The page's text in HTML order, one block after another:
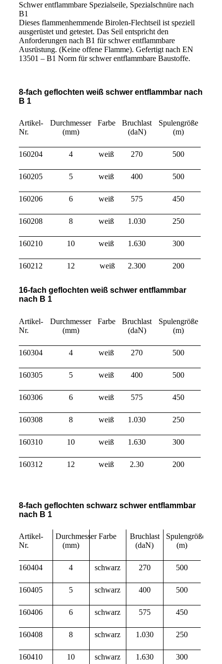
Schwer entflammbare Spezialseile, Spezialschnüre nach
B1
Dieses flammenhemmende Birolen-Flechtseil ist speziell
ausgerüstet und getestet. Das Seil entspricht den
Anforderungen nach B1 für schwer entflammbare
Ausrüstung. (Keine offene Flamme). Gefertigt nach EN
13501 – B1 Norm für schwer entflammbare Baustoffe.
8-fach geflochten weiß schwer entflammbar nach
B 1
Artikel-
Nr.
Durchmesser
(mm)
Farbe
Bruchlast
(daN)
Spulengröße
(m)
160204 4 weiß 270 500
160205 5 weiß 400 500
160206 6 weiß 575 450
160208 8 weiß 1.030 250
160210 10 weiß 1.630 300
160212 12 weiß 2.300 200
16-fach geflochten weiß schwer entflammbar
nach B 1
Artikel-
Nr.
Durchmesser
(mm)
Farbe
Bruchlast
(daN)
Spulengröße
(m)
160304 4 weiß 270 500
160305 5 weiß 400 500
160306 6 weiß 575 450
160308 8 weiß 1.030 250
160310 10 weiß 1.630 300
160312 12 weiß 2.30 200
8-fach geflochten schwarz schwer entflammbar
nach B 1
Artikel-
Nr.
Durchmesser
(mm)
Farbe
Bruchlast
(daN)
Spulengröße
(m)
160404 4 schwarz 270 500
160405 5 schwarz 400 500
160406 6 schwarz 575 450
160408 8 schwarz 1.030 250
160410 10 schwarz 1.630 300